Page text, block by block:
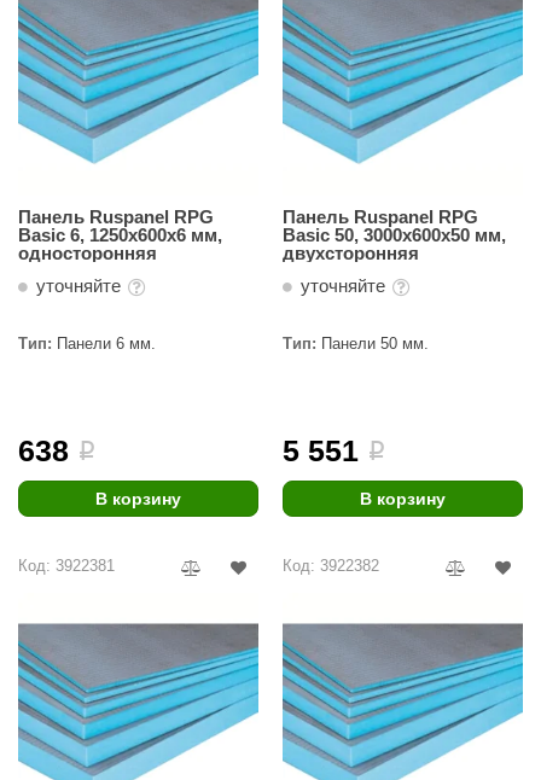
Панель Ruspanel RPG
Basic 6, 1250х600х6 мм,
односторонняя
уточняйте
Тип: Панели 6 мм.
638 i
В корзину
Панель Ruspanel RPG
Basic 50, 3000х600х50 мм,
двухсторонняя
уточняйте
Тип: Панели 50 мм.
5 551 i
В корзину
Код: 3922381 Код: 3922382